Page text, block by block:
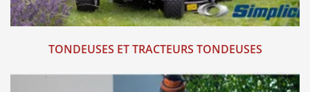
TONDEUSES ET TRACTEURS TONDEUSES